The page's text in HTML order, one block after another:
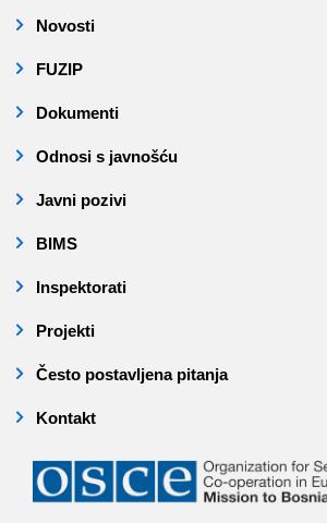
Novosti
FUZIP
Dokumenti
Odnosi s javnošću
Javni pozivi
BIMS
Inspektorati
Projekti
Često postavljena pitanja
Kontakt